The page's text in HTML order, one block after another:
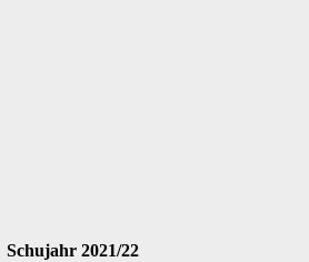
Schujahr 2021/22